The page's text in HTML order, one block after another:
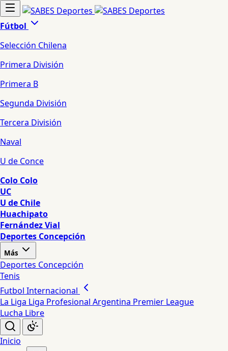
Fútbol
Selección Chilena
Primera División
Primera B
Segunda División
Tercera División
Naval
U de Conce
Colo Colo
UC
U de Chile
Huachipato
Fernández Vial
Deportes Concepción
Más
Deportes Concepción
Tenis
Futbol Internacional
La Liga Liga Profesional Argentina Premier League
Lucha Libre
Inicio